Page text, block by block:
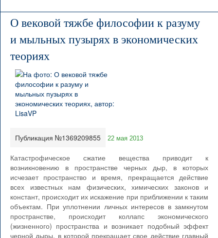
О вековой тяжбе философии к разуму
и мыльных пузырях в экономических
теориях
Публикация №1369209855 22 мая 2013
Катастрофическое сжатие вещества приводит к
возникновению в пространстве черных дыр, в которых
исчезает пространство и время, прекращается действие
всех известных нам физических, химических законов и
констант, происходит их искажение при приближении к таким
объектам. При уплотнении личных интересов в замкнутом
пространстве, происходит коллапс экономического
(жизненного) пространства и возникает подобный эффект
черной дыры, в которой прекращает свое действие главный